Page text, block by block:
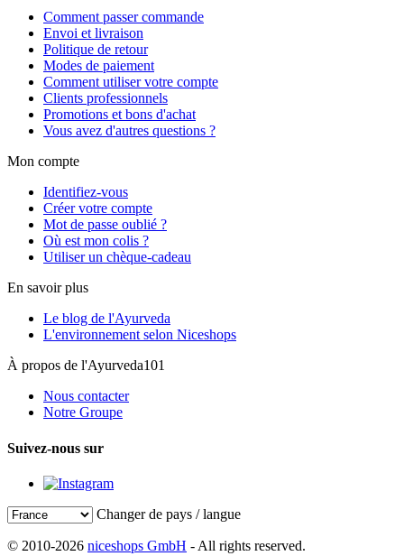
Comment passer commande
Envoi et livraison
Politique de retour
Modes de paiement
Comment utiliser votre compte
Clients professionnels
Promotions et bons d'achat
Vous avez d'autres questions ?
Mon compte
Identifiez-vous
Créer votre compte
Mot de passe oublié ?
Où est mon colis ?
Utiliser un chèque-cadeau
En savoir plus
Le blog de l'Ayurveda
L'environnement selon Niceshops
À propos de l'Ayurveda101
Nous contacter
Notre Groupe
Suivez-nous sur
Changer de pays / langue
© 2010-2026 niceshops GmbH - All rights reserved.